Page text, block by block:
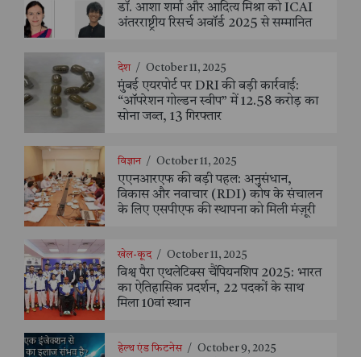
डॉ. आशा शर्मा और आदित्य मिश्रा को ICAI
अंतरराष्ट्रीय रिसर्च अवॉर्ड 2025 से सम्मानित
देश / October 11, 2025
मुंबई एयरपोर्ट पर DRI की बड़ी कार्रवाई:
“ऑपरेशन गोल्डन स्वीप” में 12.58 करोड़ का
सोना जब्त, 13 गिरफ्तार
विज्ञान / October 11, 2025
एएनआरएफ की बड़ी पहल: अनुसंधान,
विकास और नवाचार (RDI) कोष के संचालन
के लिए एसपीएफ की स्थापना को मिली मंज़ूरी
खेल-कूद / October 11, 2025
विश्व पैरा एथलेटिक्स चैंपियनशिप 2025: भारत
का ऐतिहासिक प्रदर्शन, 22 पदकों के साथ
मिला 10वां स्थान
हेल्थ एंड फिटनेस / October 9, 2025